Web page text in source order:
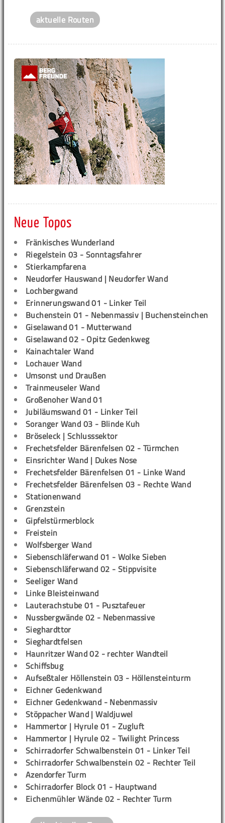
aktuelle Routen
Neue Topos
Fränkisches Wunderland
Riegelstein 03 - Sonntagsfahrer
Stierkampfarena
Neudorfer Hauswand | Neudorfer Wand
Lochbergwand
Erinnerungswand 01 - Linker Teil
Buchenstein 01 - Nebenmassiv | Buchensteinchen
Giselawand 01 - Mutterwand
Giselawand 02 - Opitz Gedenkweg
Kainachtaler Wand
Lochauer Wand
Umsonst und Draußen
Trainmeuseler Wand
Großenoher Wand 01
Jubiläumswand 01 - Linker Teil
Soranger Wand 03 - Blinde Kuh
Bröseleck | Schlusssektor
Frechetsfelder Bärenfelsen 02 - Türmchen
Einsrichter Wand | Dukes Nose
Frechetsfelder Bärenfelsen 01 - Linke Wand
Frechetsfelder Bärenfelsen 03 - Rechte Wand
Stationenwand
Grenzstein
Gipfelstürmerblock
Freistein
Wolfsberger Wand
Siebenschläferwand 01 - Wolke Sieben
Siebenschläferwand 02 - Stippvisite
Seeliger Wand
Linke Bleisteinwand
Lauterachstube 01 - Pusztafeuer
Nussbergwände 02 - Nebenmassive
Sieghardttor
Sieghardtfelsen
Haunritzer Wand 02 - rechter Wandteil
Schiffsbug
Aufseßtaler Höllenstein 03 - Höllensteinturm
Eichner Gedenkwand
Eichner Gedenkwand - Nebenmassiv
Stöppacher Wand | Waldjuwel
Hammertor | Hyrule 01 - Zugluft
Hammertor | Hyrule 02 - Twilight Princess
Schirradorfer Schwalbenstein 01 - Linker Teil
Schirradorfer Schwalbenstein 02 - Rechter Teil
Azendorfer Turm
Schirradorfer Block 01 - Hauptwand
Eichenmühler Wände 02 - Rechter Turm